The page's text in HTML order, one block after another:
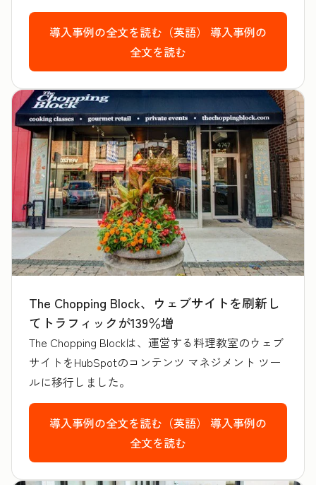
導入事例の全文を読む（英語） 導入事例の
全文を読む
The Chopping Block、ウェブサイトを刷新し
てトラフィックが139％増
The Chopping Blockは、運営する料理教室のウェブ
サイトをHubSpotのコンテンツ マネジメント ツー
ルに移行しました。
導入事例の全文を読む（英語） 導入事例の
全文を読む